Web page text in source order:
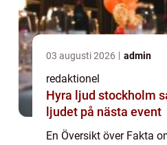
03 augusti 2026 admin
redaktionel
Hyra ljud stockholm så lyckas du med
ljudet på nästa event
En Översikt över Fakta